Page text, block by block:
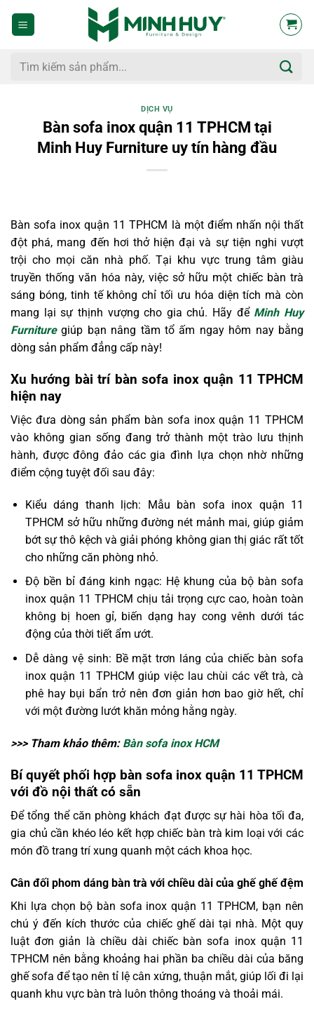
dung
Tìm
DỊCH VỤ
Bàn sofa inox quận 11 TPHCM tại
Minh Huy Furniture uy tín hàng đầu
Bàn sofa inox quận 11 TPHCM là một điểm nhấn nội thất
đột phá, mang đến hơi thở hiện đại và sự tiện nghi vượt
trội cho mọi căn nhà phố. Tại khu vực trung tâm giàu
truyền thống văn hóa này, việc sở hữu một chiếc bàn trà
sáng bóng, tinh tế không chỉ tối ưu hóa diện tích mà còn
mang lại sự thịnh vượng cho gia chủ. Hãy để Minh Huy
Furnituregiúp bạn nâng tầm tổ ấm ngay hôm nay bằng
dòng sản phẩm đẳng cấp này!
Xu hướng bài trí bàn sofa inox quận 11 TPHCM
hiện nay
Việc đưa dòng sản phẩm bàn sofa inox quận 11 TPHCM
vào không gian sống đang trở thành một trào lưu thịnh
hành, được đông đảo các gia đình lựa chọn nhờ những
điểm cộng tuyệt đối sau đây:
Kiểu dáng thanh lịch: Mẫu bàn sofa inox quận 11
TPHCM sở hữu những đường nét mảnh mai, giúp giảm
bớt sự thô kệch và giải phóng không gian thị giác rất tốt
cho những căn phòng nhỏ.
Độ bền bỉ đáng kinh ngạc: Hệ khung của bộ bàn sofa
inox quận 11 TPHCM chịu tải trọng cực cao, hoàn toàn
không bị hoen gỉ, biến dạng hay cong vênh dưới tác
động của thời tiết ẩm ướt.
Dễ dàng vệ sinh: Bề mặt trơn láng của chiếc bàn sofa
inox quận 11 TPHCM giúp việc lau chùi các vết trà, cà
phê hay bụi bẩn trở nên đơn giản hơn bao giờ hết, chỉ
với một đường lướt khăn mỏng hằng ngày.
>>> Tham khảo thêm: Bàn sofa inox HCM
Bí quyết phối hợp bàn sofa inox quận 11 TPHCM
với đồ nội thất có sẵn
Để tổng thể căn phòng khách đạt được sự hài hòa tối đa,
gia chủ cần khéo léo kết hợp chiếc bàn trà kim loại với các
món đồ trang trí xung quanh một cách khoa học.
Cân đối phom dáng bàn trà với chiều dài của ghế ghế đệm
Khi lựa chọn bộ bàn sofa inox quận 11 TPHCM, bạn nên
chú ý đến kích thước của chiếc ghế dài tại nhà. Một quy
luật đơn giản là chiều dài chiếc bàn sofa inox quận 11
TPHCM nên bằng khoảng hai phần ba chiều dài của băng
ghế sofa để tạo nên tỉ lệ cân xứng, thuận mắt, giúp lối đi lại
quanh khu vực bàn trà luôn thông thoáng và thoải mái.